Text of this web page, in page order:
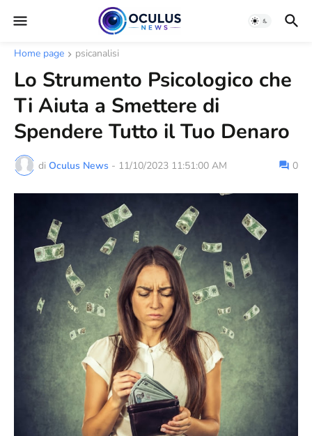
Home page psicanalisi
Lo Strumento Psicologico che
Ti Aiuta a Smettere di
Spendere Tutto il Tuo Denaro
di Oculus News - 11/10/2023 11:51:00 AM 0